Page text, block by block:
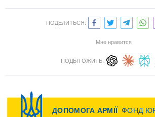
ПОДЕЛИТЬСЯ:
Мне нравится
ПОДЫТОЖИТЬ: